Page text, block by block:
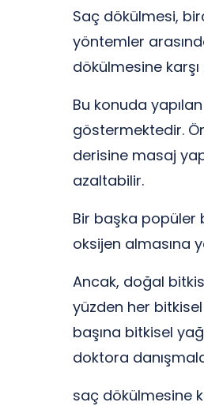
Saç dökülmesi,
yöntemler
dökülmesine
Bu konuda
göstermektedir.
derisine masaj
azaltabilir.
Bir başka popüler
oksijen almasına
Ancak, doğal
yüzden her
başına bitkisel
doktora
saç dökülmesine